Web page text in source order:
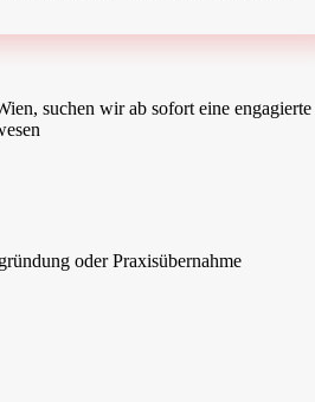
suchen wir ab sofort eine engagierte
oder Praxisübernahme